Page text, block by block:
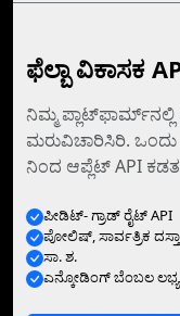
ಫೆಲ್ಬಾ ವಿಕಾಸಕ
ನಿಮ್ಮ ಪ್ಲಾಟ್‌ಫಾರ್ಮ್‌ನಲ್ಲಿ
ಮರುವಿಚಾರಿಸಿರಿ. ಒಂದು
ನಿಂದ ಆಪ್ಲೆಟ್‌ API
ಪೀಡಿಟ್- ಗ್ರಾಡ್ ರೈಟ್ API
ಪೋಲಿಷ್, ಸಾರ್ವತ್ರಿಕ
ಸಾ. ಶ.
ಎನ್ಕೋಡಿಂಗ್‌ ಬೆಂಬಲ ಲಭ್ಯ